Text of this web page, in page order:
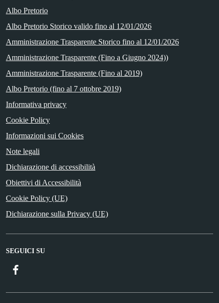
Albo Pretorio
Albo Pretorio Storico valido fino al 12/01/2026
Amministrazione Trasparente Storico fino al 12/01/2026
Amministrazione Trasparente (Fino a Giugno 2024))
Amministrazione Trasparente (Fino al 2019)
Albo Pretorio (fino al 7 ottobre 2019)
Informativa privacy
Cookie Policy
Informazioni sui Cookies
Note legali
Dichiarazione di accessibilità
Obiettivi di Accessibilità
Cookie Policy (UE)
Dichiarazione sulla Privacy (UE)
SEGUICI SU